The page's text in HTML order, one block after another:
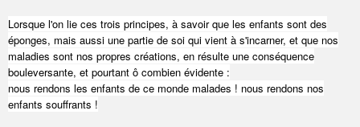
Lorsque l'on lie ces trois principes, à savoir que les enfants sont des
éponges, mais aussi une partie de soi qui vient à s'incarner, et que nos
maladies sont nos propres créations, en résulte une conséquence
bouleversante, et pourtant ô combien évidente :
nous rendons les enfants de ce monde malades ! nous rendons nos
enfants souffrants !